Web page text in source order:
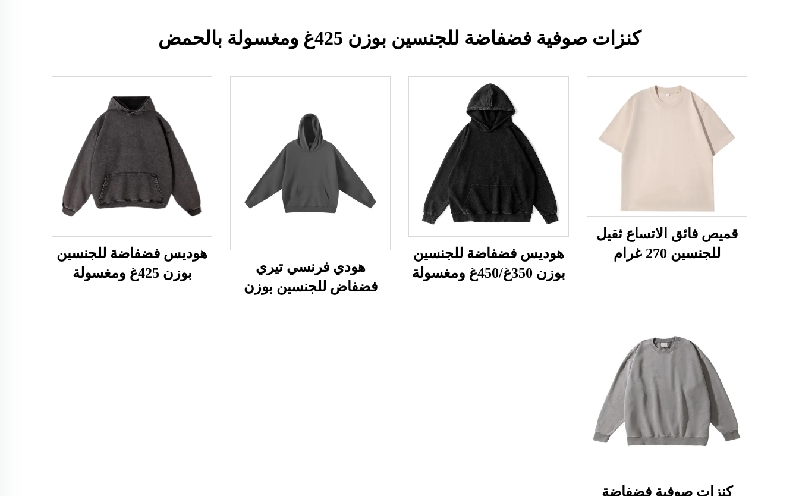
كنزات صوفية فضفاضة للجنسين بوزن 425غ ومغسولة بالحمض
قميص فائق الاتساع ثقيل
للجنسين 270 غرام
هوديس فضفاضة للجنسين
بوزن 350غ/450غ ومغسولة
هودي فرنسي تيري
فضفاض للجنسين بوزن
هوديس فضفاضة للجنسين
بوزن 425غ ومغسولة
كنزات صوفية فضفاضة